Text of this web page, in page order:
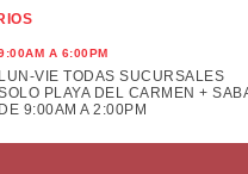
A 6:00PM
LUN-VIE TODAS SUCURSALES
PLAYA DEL CARMEN +
DE 9:00AM A 2:00PM